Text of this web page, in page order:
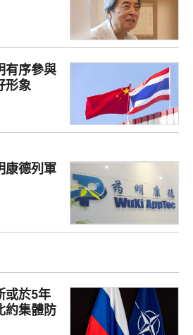
有序參與
形象
康德列軍
或於5年
集體防